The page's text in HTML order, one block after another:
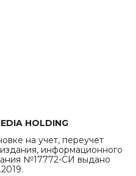
HOLDING
на учет, переучет
информационного
№17772-СИ выдано